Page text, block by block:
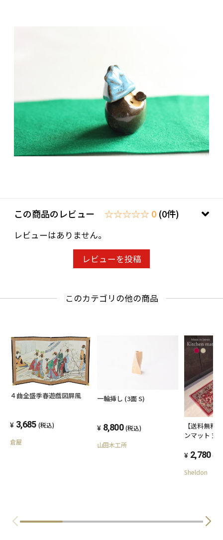
この商品のレビュー ☆☆☆☆☆ 0 (0件)
レビューはありません。
レビューを投稿
このカテゴリの他の商品
４曲全盛季春遊戯図屛風
3,685 (税込)
倉屋
一輪挿し (3面 S)
8,800 (税込)
山田木工所
【送料無料
ンマット 玄
ジュ 滑り止
る ウォッシ
2,780 (税
Sheldon